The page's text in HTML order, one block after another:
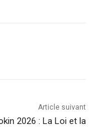
Article suivant
2026 : La Loi et la